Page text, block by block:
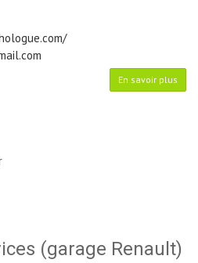
En savoir plus
(garage Renault)